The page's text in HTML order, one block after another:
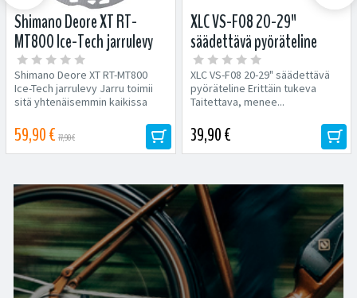
Shimano Deore XT RT-
MT800 Ice-Tech jarrulevy
magneetilla
Shimano Deore XT RT-MT800
Ice-Tech jarrulevy Jarru toimii
sitä yhtenäisemmin kaikissa
59,90 € 77,90 €
XLC VS-F08 20-29"
säädettävä pyöräteline
XLC VS-F08 20-29" säädettävä
pyöräteline Erittäin tukeva
Taitettava, menee...
39,90 €